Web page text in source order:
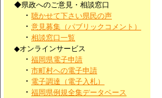
◆県政へのご意見・相談窓口
・ 聴かせて下さい県民の声
・ 意見募集（パブリックコメント）
・ 相談窓口一覧
◆オンラインサービス
・ 福岡県電子申請
・ 市町村への電子申請
・ 電子調達（電子入札）
・ 福岡県例規全集データベース